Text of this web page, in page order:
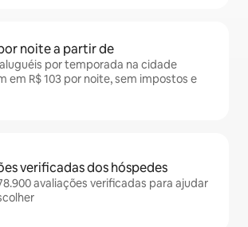
noite a partir de
aluguéis por temporada na cidade
em R$ 103 por noite, sem impostos e
verificadas dos hóspedes
avaliações verificadas para ajudar